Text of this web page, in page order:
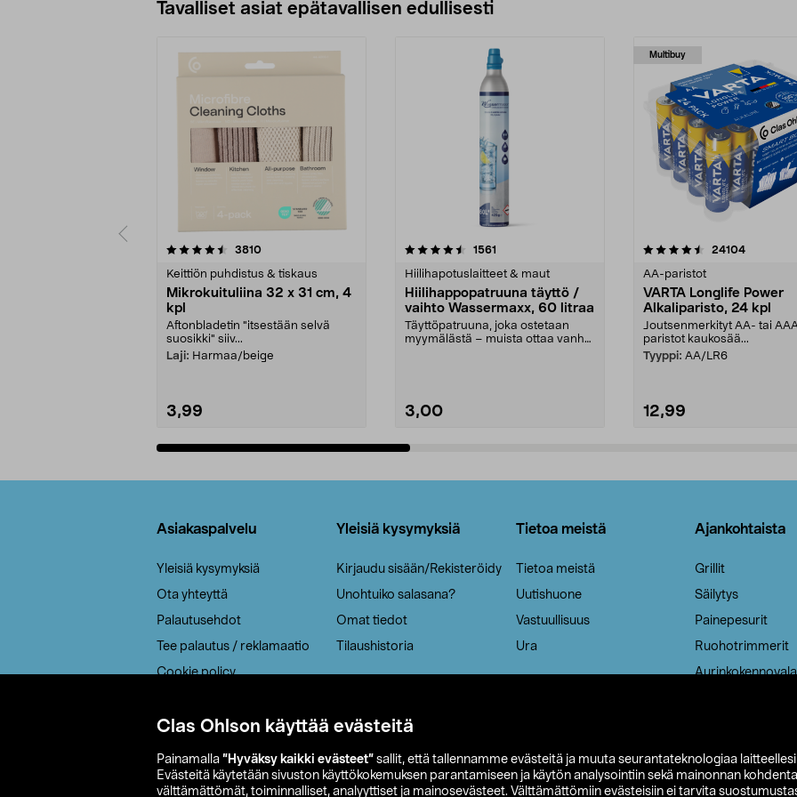
Clas Ohlson käyttää evästeitä
Painamalla ”Hyväksy kaikki evästeet” sallit, että tallennamme evästeitä ja muuta seurantateknologiaa laitteellesi
Evästeitä käytetään sivuston käyttökokemuksen parantamiseen ja käytön analysointiin sekä mainonnan
välttämättömät, toiminnalliset, analyyttiset ja mainosevästeet. Välttämättömiin evästeisiin ei tarvita
Tavalliset asiat epätavallisen edullisesti
3810arvostelut
Keittiön puhdistus & tiskaus
Mikrokuituliina 32 x 31 cm, 4
kpl
Aftonbladetin "itsestään selvä
suosikki" siiv...
Laji: Harmaa/beige
3,99
4.5viidestä
1561
Hiilihapotuslaitteet & maut
Hiilihappopatruuna täyttö /
vaihto Wassermaxx, 60 litraa
Täyttöpatruuna, joka ostetaan
myymälästä – muista ottaa vanha
3,00
Multibuy
4.5viidestä
24104arvostelut
AA-paristot
VARTA Longlife Power
Alkaliparisto, 24 kpl
Joutsenmerkityt AA- tai
paristot kaukosää...
Tyyppi: AA/LR6
12,99
4.5viidestä
Asiakaspalvelu
Yleisiä kysymyksiä
Ota yhteyttä
Palautusehdot
Tee palautus / reklamaatio
Cookie policy
Saavutettavuus
Yleisiä kysymyksiä
Kirjaudu sisään/Rekisteröidy
Unohtuiko salasana?
Omat tiedot
Tilaushistoria
Tietoa meistä
Tietoa meistä
Uutishuone
Vastuullisuus
Ura
Ajankohtaista
Grillit
Säilytys
Painepesurit
Ruohotrimmerit